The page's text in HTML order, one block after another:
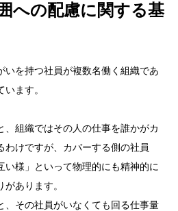
への配慮に関する基
いを持つ社員が複数名働く組織であ
ます。
、組織ではその人の仕事を誰かがカ
わけですが、カバーする側の社員
い様」といって物理的にも精神的に
あります。
、その社員がいなくても回る仕事量